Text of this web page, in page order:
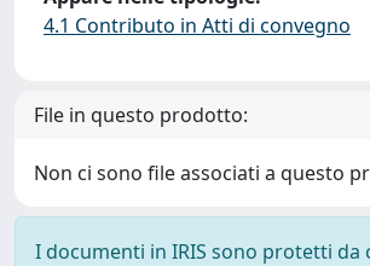
4.1 Contributo in Atti di convegno
File in questo prodotto:
Non ci sono file associati a questo
I documenti in IRIS sono protetti da